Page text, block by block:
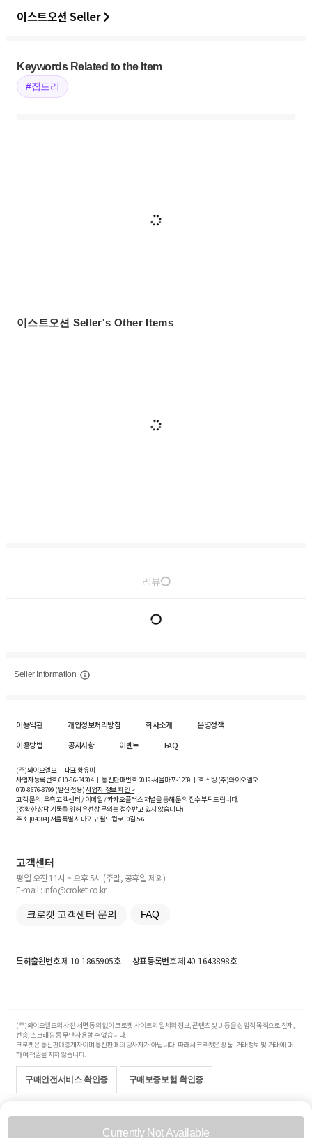
Currently Not Available
이스트오션 Seller
Keywords Related to the Item
#집드리
이스트오션 Seller's Other Items
리뷰
Seller Information
이용약관 개인정보처리방침 회사소개
운영정책
이용방법
공지사항 이벤트 FAQ
(주)와이오엘오 ㅣ 대표 황유미
사업자등록번호610-86-34204ㅣ 통신판매번호 2019-서울마포-1239 ㅣ 호스팅 (주)와이오엘오
070-8676-8799 (발신 전용)사업자 정보 확인 >
고객 문의: 우측 고객센터 / 이메일 / 카카오플러스 채널을 통해 문의 접수 부탁드립니다.
(정확한 상담 기록을 위해 유선상 문의는 접수받고 있지 않습니다)
주소 [04004] 서울특별시 마포구 월드컵로10길5-6
고객센터
평일 오전 11시 ~ 오후 5시 (주말, 공휴일 제외)
E-mail : info@croket.co.kr
크로켓 고객센터 문의 FAQ
특허출원번호제 10-1865905호 상표등록번호제 40-1643898호
(주)와이오엘오의 사전 서면 동의 없이 크로켓 사이트의 일체의 정보, 콘텐츠 및 UI등을 상업적 목적으로 전재,
전송, 스크래핑 등 무단 사용할 수 없습니다.
크로켓은 통신판매중개자이며 통신판매의 당사자가 아닙니다. 따라서 크로켓은 상품·거래정보 및 거래에 대
하여 책임을 지지 않습니다.
구매안전서비스 확인증 구매보증보험 확인증